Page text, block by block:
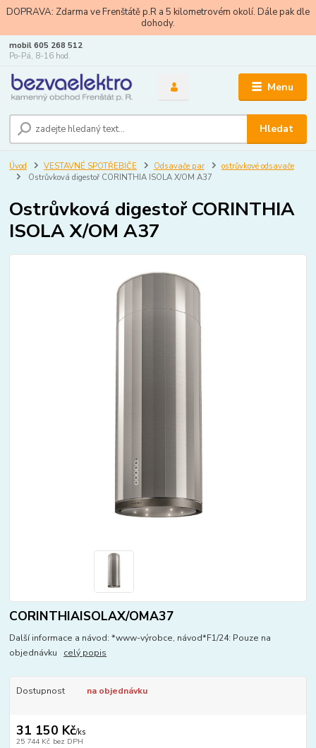
DOPRAVA: Zdarma ve Frenštátě p.R a 5 kilometrovém okolí. Dále pak dle
dohody.
Menu
Hledat
mobil 605 268 512
Po-Pá, 8-16 hod.
Úvod VESTAVNÉ SPOTŘEBIČE Odsavače par
ostrůvkové odsavače
Ostrůvková digestoř CORINTHIA ISOLA X/OM A37
Ostrůvková digestoř CORINTHIA
ISOLA X/OM A37
CORINTHIAISOLAX/OMA37
Další informace a návod: *www-výrobce, návod*F1/24: Pouze na
objednávku celý popis
Dostupnost na objednávku
31 150 Kč/ks
25 744 Kč bez DPH